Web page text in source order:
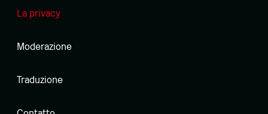
La privacy
Moderazione
Traduzione